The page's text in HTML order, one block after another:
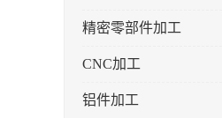
精密零部件加工
CNC加工
铝件加工